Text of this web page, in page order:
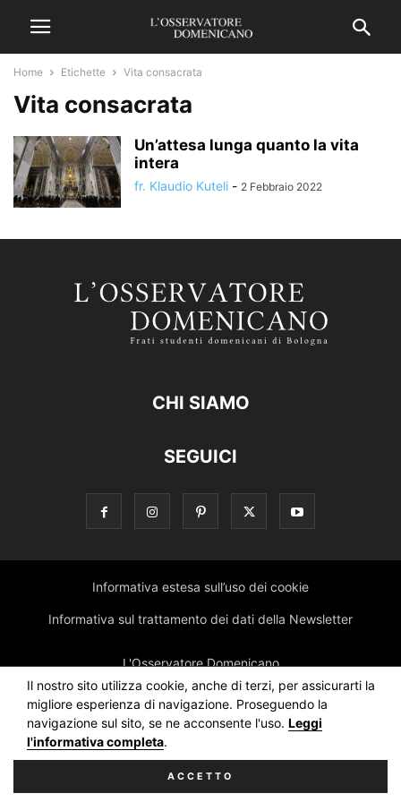
Il nostro sito utilizza cookie, anche di terzi, per assicurarti la
migliore esperienza di navigazione. Proseguendo la
navigazione sul sito, se ne acconsente l'uso. Leggi
l'informativa completa.
ACCETTO
Home Etichette Vita consacrata
Vita consacrata
Un’attesa lunga quanto la vita
intera
fr. Klaudio Kuteli - 2 Febbraio 2022
CHI SIAMO
SEGUICI
Informativa estesa sull’uso dei cookie
Informativa sul trattamento dei dati della Newsletter
L'Osservatore Domenicano